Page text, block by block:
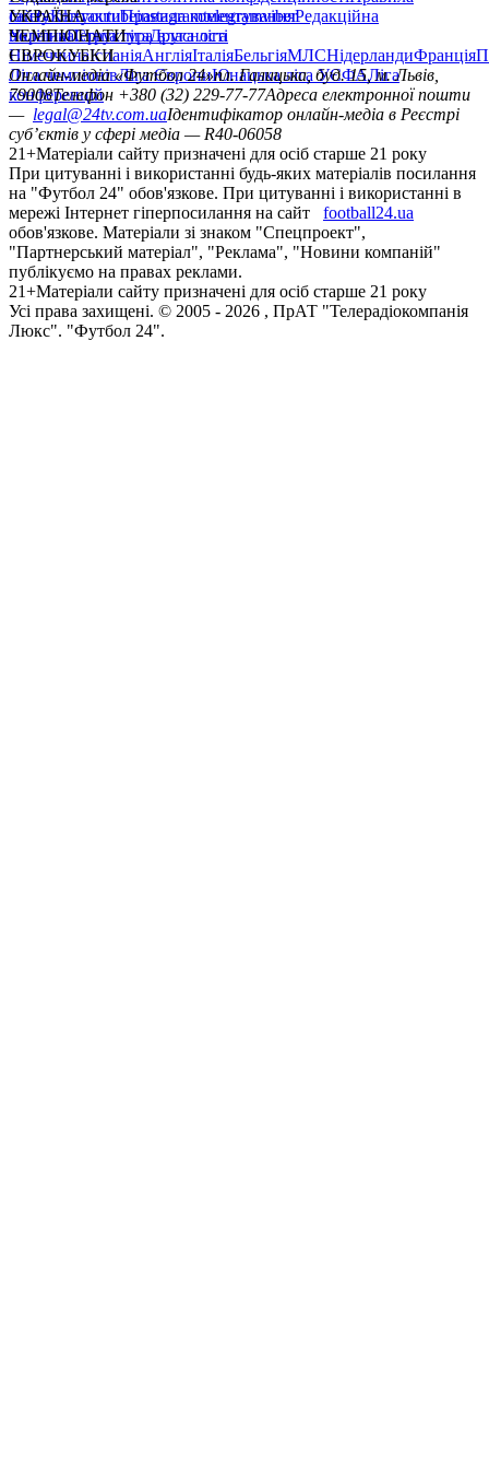
сайтуКонтактиПравила коментуванняРедакційна
політикаСтруктура власності
facebookxyoutubeinstagramtelegramviber
УКРАЇНА
УкраїнаПерша лігаДруга ліга
ЧЕМПІОНАТИ
НімеччинаІспаніяАнгліяІталіяБельгіяМЛСНідерландиФранція
ЄВРОКУБКИ
Ліга чемпіонівЛіга ЄвропиЮнацька ліга УЄФАЛіга
конференцій
Онлайн-медіа «Футбол 24»пл. Галицька, буд. 15, м. Львів,
79008Телефон +380 (32) 229-77-77Адреса електронної пошти
— legal@24tv.com.uaІдентифікатор онлайн-медіа в Реєстрі
суб’єктів у сфері медіа — R40-06058
21+Матеріали сайту призначені для осіб старше 21 року
При цитуванні і використанні будь-яких матеріалів посилання
на "Футбол 24" обов'язкове. При цитуванні і використанні в
мережі Інтернет гіперпосилання на сайт
football24.ua
обов'язкове. Матеріали зі знаком "Спецпроект",
"Партнерський матеріал", "Реклама", "Новини компаній"
публікуємо на правах реклами.
21+Матеріали сайту призначені для осіб старше 21 року
Усi права захищенi. © 2005 - 2026 , ПрАТ "Телерадіокомпанія
Люкс". "Футбол 24".